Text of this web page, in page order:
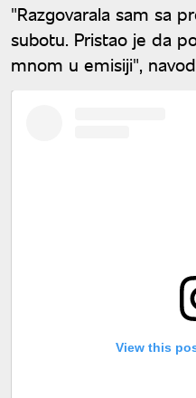
"Razgovarala sam sa
subotu. Pristao je da
mnom u emisiji",
View this